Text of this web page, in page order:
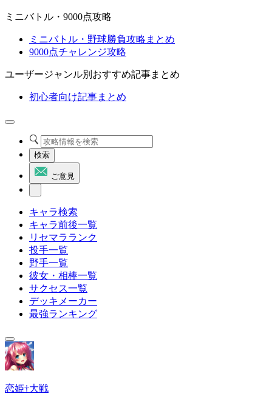
ミニバトル・9000点攻略
ミニバトル・野球勝負攻略まとめ
9000点チャレンジ攻略
ユーザージャンル別おすすめ記事まとめ
初心者向け記事まとめ
検索
ご意見
キャラ検索
キャラ前後一覧
リセマラランク
投手一覧
野手一覧
彼女・相棒一覧
サクセス一覧
デッキメーカー
最強ランキング
恋姫†大戦